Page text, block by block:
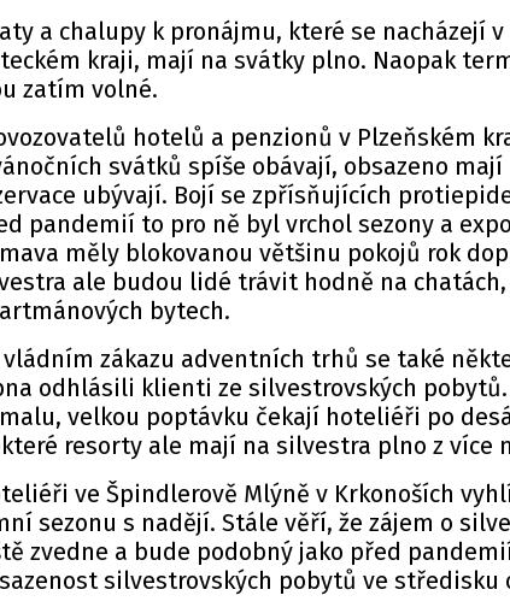
a chalupy k pronájmu, které se nacházejí
kraji, mají na svátky plno. Naopak
zatím volné.
hotelů a penzionů v Plzeňském
svátků spíše obávají, obsazeno
ubývají. Bojí se zpřísňujících
pandemií to pro ně byl vrchol sezony a
měly blokovanou většinu pokojů rok
ale budou lidé trávit hodně na
bytech.
vládním zákazu adventních trhů se také
odhlásili klienti ze silvestrovských
velkou poptávku čekají hoteliéři po
resorty ale mají na silvestra plno z více
ve Špindlerově Mlýně v Krkonoších
sezonu s nadějí. Stále věří, že zájem o
zvedne a bude podobný jako před
silvestrovských pobytů ve středisku